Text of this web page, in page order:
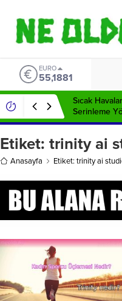
EURO
55,1881
Sıcak
Serinleme
Etiket: trinity ai
Anasayfa Etiket: trinity ai